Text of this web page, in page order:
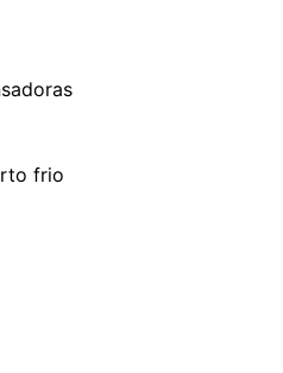
frio